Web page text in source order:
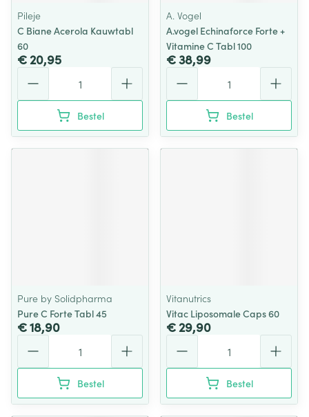
Pileje
C Biane Acerola Kauwtabl
60
€ 20,95
Bestel
A. Vogel
A.vogel Echinaforce Forte +
Vitamine C Tabl 100
€ 38,99
Bestel
Pure by Solidpharma
Pure C Forte Tabl 45
€ 18,90
Bestel
Vitanutrics
Vitac Liposomale Caps 60
€ 29,90
Bestel